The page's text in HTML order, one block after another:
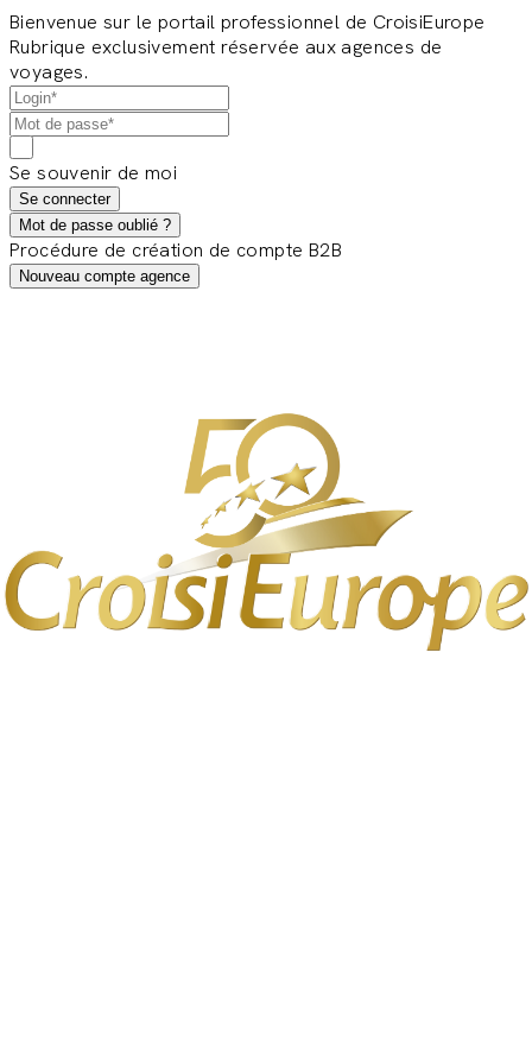
Bienvenue sur le portail professionnel de CroisiEurope
Rubrique exclusivement réservée aux agences de
voyages.
Se souvenir de moi
Se connecter
Mot de passe oublié ?
Procédure de création de compte B2B
Nouveau compte agence